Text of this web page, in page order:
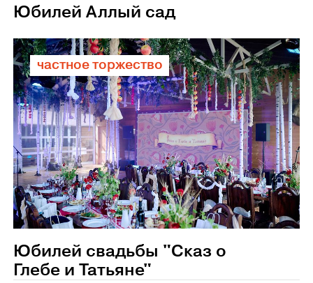
Юбилей Аллый сад
частное торжество
Юбилей свадьбы "Сказ о
Глебе и Татьяне"